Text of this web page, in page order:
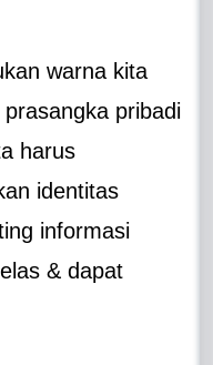
warna kita
pribadi
harus
identitas
informasi
& dapat